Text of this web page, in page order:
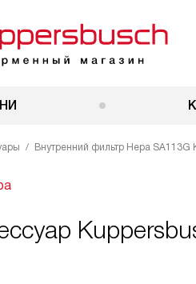
Внутренний фильтр Hepa SA113G